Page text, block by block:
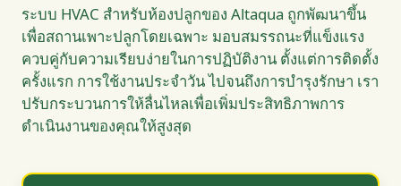
ระบบ HVAC สำหรับห้องปลูกของ Altaqua ถูกพัฒนาขึ้น
เพื่อสถานเพาะปลูกโดยเฉพาะ มอบสมรรถนะที่แข็งแรง
ควบคู่กับความเรียบง่ายในการปฏิบัติงาน ตั้งแต่การติดตั้ง
ครั้งแรก การใช้งานประจำวัน ไปจนถึงการบำรุงรักษา เรา
ปรับกระบวนการให้ลื่นไหลเพื่อเพิ่มประสิทธิภาพการ
ดำเนินงานของคุณให้สูงสุด